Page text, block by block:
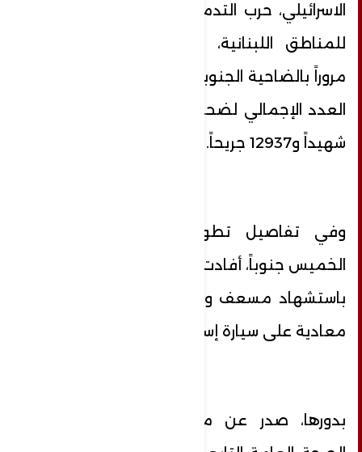
الاسرائيلي، حرب التدمير والتهجير الممنهج
للمناطق اللبنانية، في الجنوب والبقاع
مروراً بالضاحية الجنوبية لبيروت، حيث ارتفع
شهيداً و12937 جريحاً.
وفي تفاصيل تطورات العدوان اليوم
الخميس جنوباً، أفادت وزارة الصحة اللبنانية
باستشهاد مسعف وإصابة اثنين في غارة
معادية على سيارة إسعاف في بلدة زفتا.
بدورها، صدر عن مركز عمليات طوارئ